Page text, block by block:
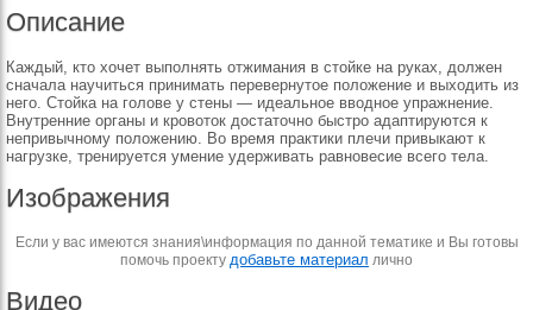
Описание
Каждый, кто хочет выполнять отжимания в стойке на руках, должен
сначала научиться принимать перевернутое положение и выходить из
него. Стойка на голове у стены — идеальное вводное упражнение.
Внутренние органы и кровоток достаточно быстро адаптируются к
непривычному положению. Во время практики плечи привыкают к
нагрузке, тренируется умение удерживать равновесие всего тела.
Изображения
Если у вас имеются знания\информация по данной тематике и Вы готовы
помочь проекту добавьте материал лично
Видео